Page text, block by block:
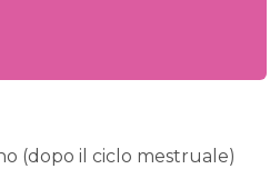
(dopo il ciclo mestruale)